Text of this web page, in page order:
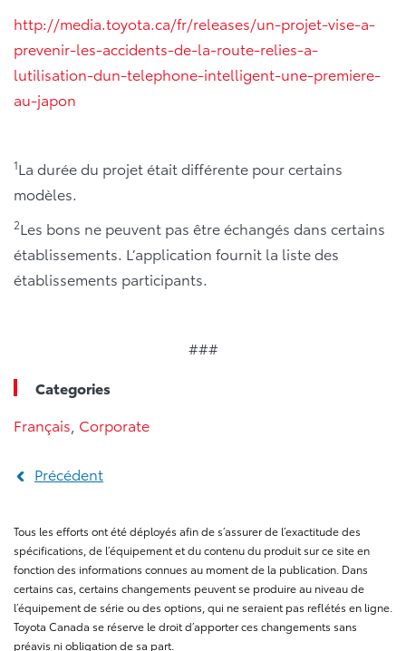
http://media.toyota.ca/fr/releases/un-projet-vise-a-
prevenir-les-accidents-de-la-route-relies-a-
lutilisation-dun-telephone-intelligent-une-premiere-
au-japon
1La durée du projet était différente pour certains
modèles.
2Les bons ne peuvent pas être échangés dans certains
établissements. L’application fournit la liste des
établissements participants.
###
Categories
Français Corporate
Précédent
Tous les efforts ont été déployés afin de s’assurer de l’exactitude des
spécifications, de l’équipement et du contenu du produit sur ce site en
fonction des informations connues au moment de la publication. Dans
certains cas, certains changements peuvent se produire au niveau de
l’équipement de série ou des options, qui ne seraient pas reflétés en ligne.
Toyota Canada se réserve le droit d’apporter ces changements sans
préavis ni obligation de sa part.